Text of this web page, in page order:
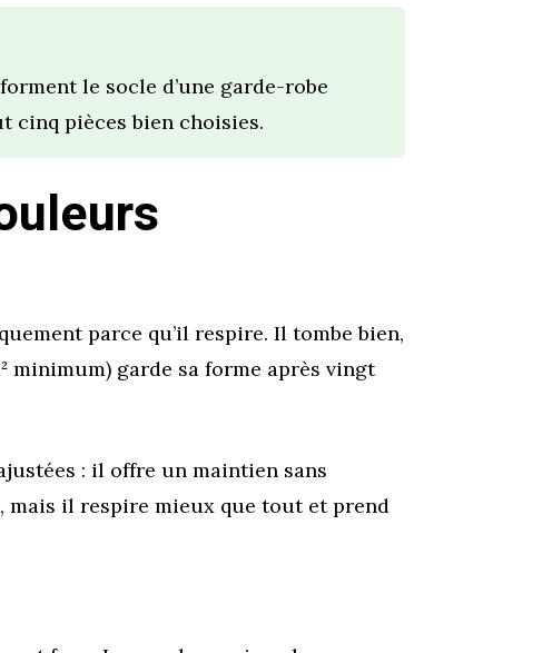
le socle d’une garde-robe
cinq pièces bien choisies.
parce qu’il respire. Il tombe bien,
minimum) garde sa forme après vingt
: il offre un maintien sans
mais il respire mieux que tout et prend